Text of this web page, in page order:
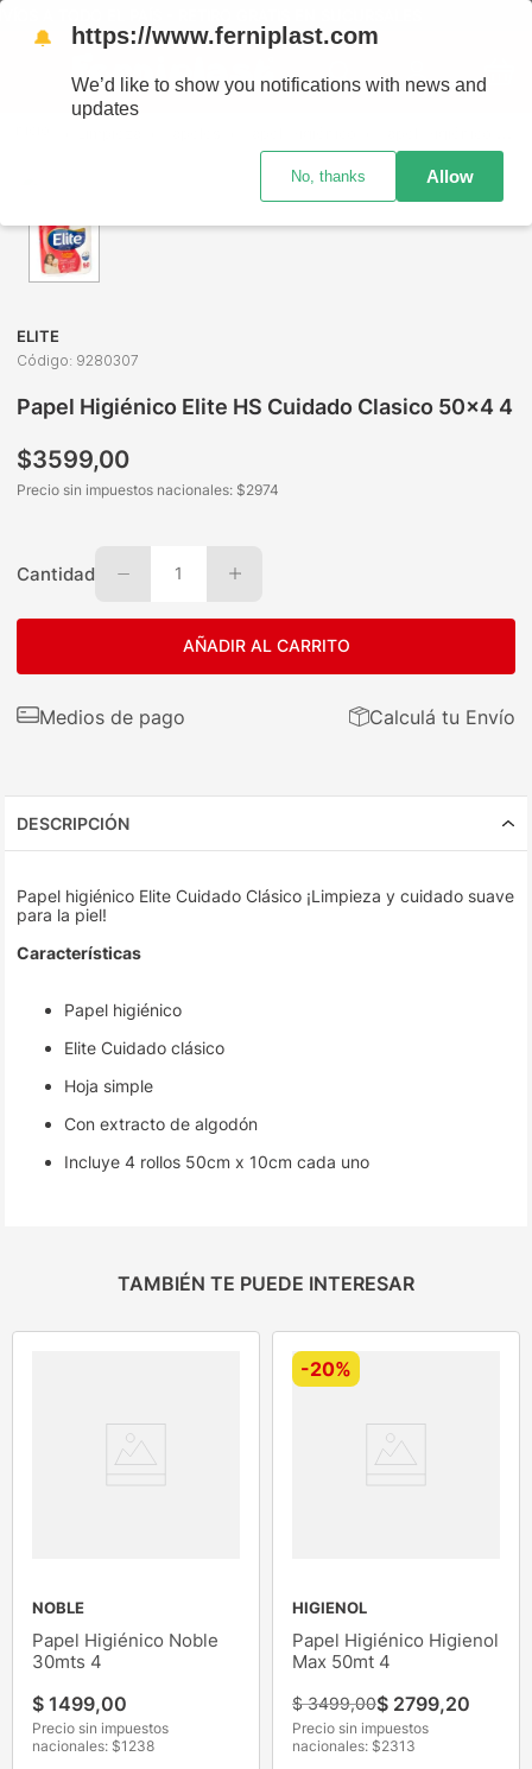
ELITE
Código: 9280307
Papel Higiénico Elite HS Cuidado Clasico 50x4 4
$3599,00
Precio sin impuestos nacionales: $2974
Cantidad 1
AÑADIR AL CARRITO
Medios de pago Calculá tu Envío
DESCRIPCIÓN
Papel higiénico Elite Cuidado Clásico ¡Limpieza y cuidado suave
para la piel!
Características
Papel higiénico
Elite Cuidado clásico
Hoja simple
Con extracto de algodón
Incluye 4 rollos 50cm x 10cm cada uno
TAMBIÉN TE PUEDE INTERESAR
NOBLE
Papel Higiénico Noble
30mts 4
$ 1499,00
Precio sin impuestos
nacionales: $1238
-20%
HIGIENOL
Papel Higiénico Higienol
Max 50mt 4
$ 3499,00$ 2799,20
Precio sin impuestos
nacionales: $2313
🔔 https://www.ferniplast.com
We’d like to show you notifications with news and
updates
No, thanks Allow